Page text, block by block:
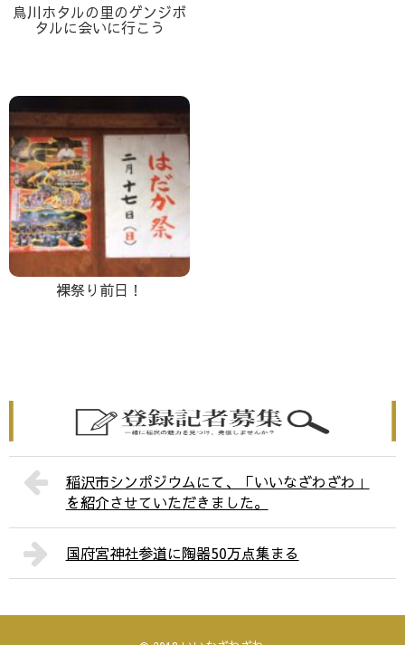
鳥川ホタルの里のゲンジボ
タルに会いに行こう
裸祭り前日！
稲沢市シンポジウムにて、「いいなざわざわ」
を紹介させていただきました。
国府宮神社参道に陶器50万点集まる